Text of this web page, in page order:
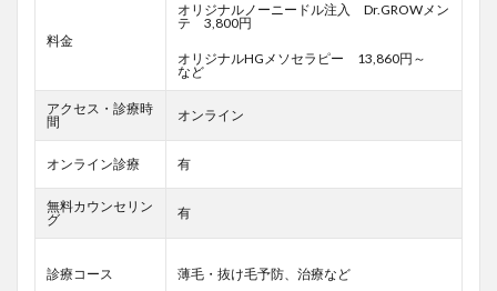
料金
オリジナルノーニードル注入 Dr.GROWメン
テ 3,800円
オリジナルHGメソセラピー 13,860円～
など
アクセス・診療時
間
オンライン
オンライン診療 有
無料カウンセリン
グ
有
診療コース 薄毛・抜け毛予防、治療など